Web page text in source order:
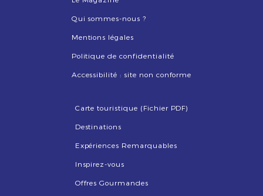
Qui sommes-nous ?
Mentions légales
Politique de confidentialité
Accessibilité : site non conforme
Carte touristique (Fichier PDF)
Destinations
Expériences Remarquables
Inspirez-vous
Offres Gourmandes